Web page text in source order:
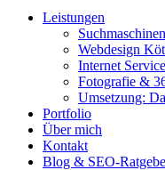
Leistungen
Webdesign
Internet
Fotografie &
Umsetzung:
Portfolio
Über mich
Kontakt
Blog & SEO-